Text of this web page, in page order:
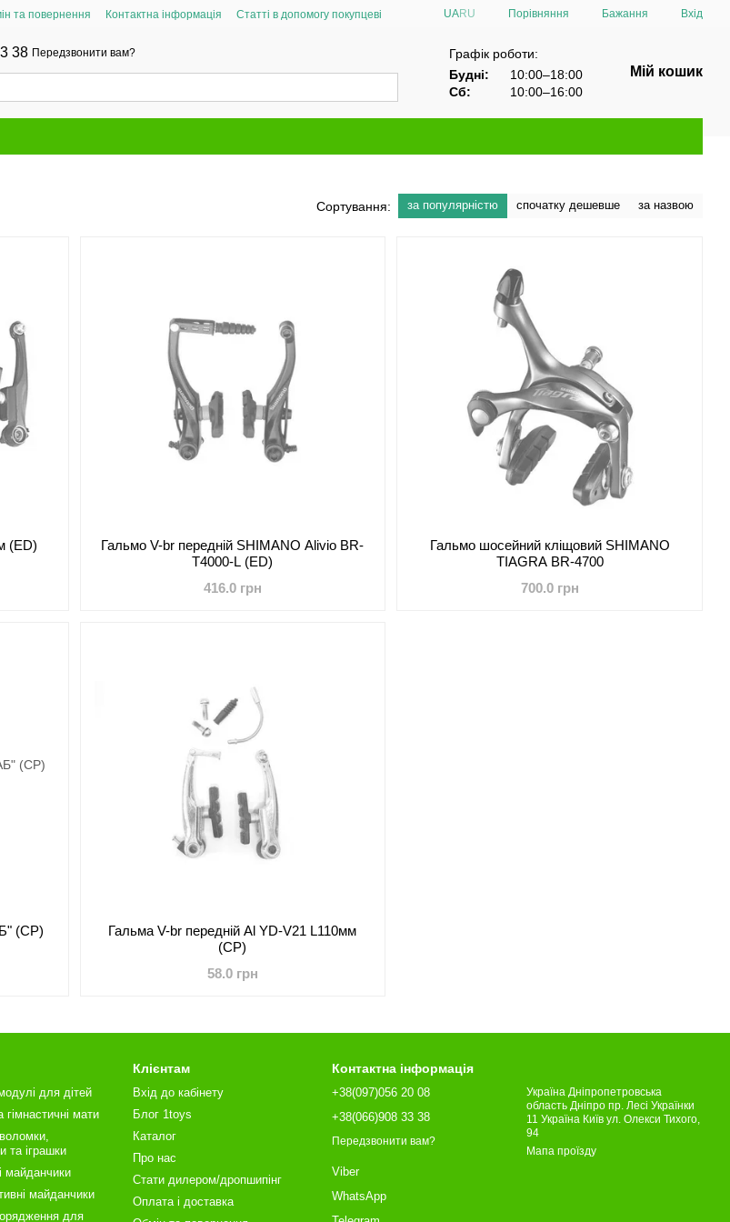
та повернення Контактна інформація
Статті в допомогу покупцеві
UARU Порівняння Бажання Вхід
38 Передзвонити вам?
Графік роботи:
Будні:
10:00–18:00
Сб:
10:00–16:00
Мій кошик
Сортування: за популярністю спочатку дешевше за назвою
(ED)
Гальмо V-br передній SHIMANO Alivio BR-
T4000-L (ED)
416.0 грн
Гальмо шосейний кліщовий SHIMANO
TIAGRA BR-4700
700.0 грн
(CP)
Гальма V-br передній Al YD-V21 L110мм
(CP)
58.0 грн
модулі для дітей
гімнастичні мати
та іграшки
майданчики
майданчики
для
Клієнтам
Вхід до кабінету
Блог 1toys
Каталог
Про нас
Стати дилером/дропшипінг
Оплата і доставка
Контактна інформація
+38(097)056 20 08
+38(066)908 33 38
Передзвонити вам?
Viber
WhatsApp
Україна Дніпропетровська
область Дніпро пр. Лесі Українки
11 Україна Київ ул. Олекси Тихого,
94
Мапа проїзду